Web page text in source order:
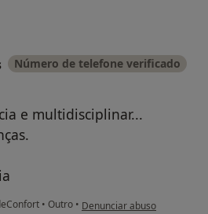
Número de telefone verificado
e multidisciplinar...
• Outro • na opinião do utilizador
Denunciar abuso